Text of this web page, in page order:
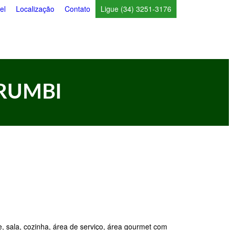
Localização Contato Ligue (34) 3251-3176
sala, cozinha, área de serviço, área gourmet com